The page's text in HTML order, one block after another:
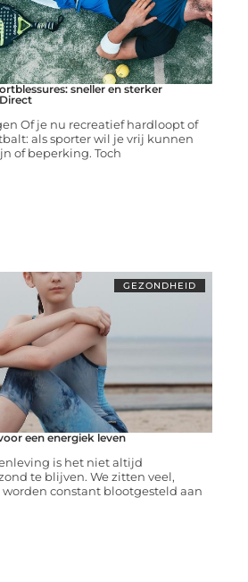
sneller en sterker
Of je nu recreatief hardloopt of
als sporter wil je vrij kunnen
of beperking. Toch
GEZONDHEID
een energiek leven
is het niet altijd
te blijven. We zitten veel,
constant blootgesteld aan